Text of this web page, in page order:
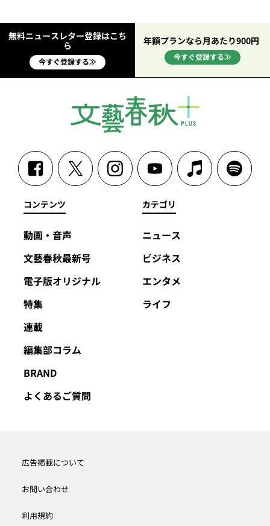
無料ニュースレター登録はこち
ら
今すぐ登録する≫
年額プランなら月あたり900円
今すぐ登録する≫
コンテンツ
動画・音声
文藝春秋最新号
電子版オリジナル
特集
連載
編集部コラム
BRAND
よくあるご質問
カテゴリ
ニュース
ビジネス
エンタメ
ライフ
広告掲載について
お問い合わせ
利用規約